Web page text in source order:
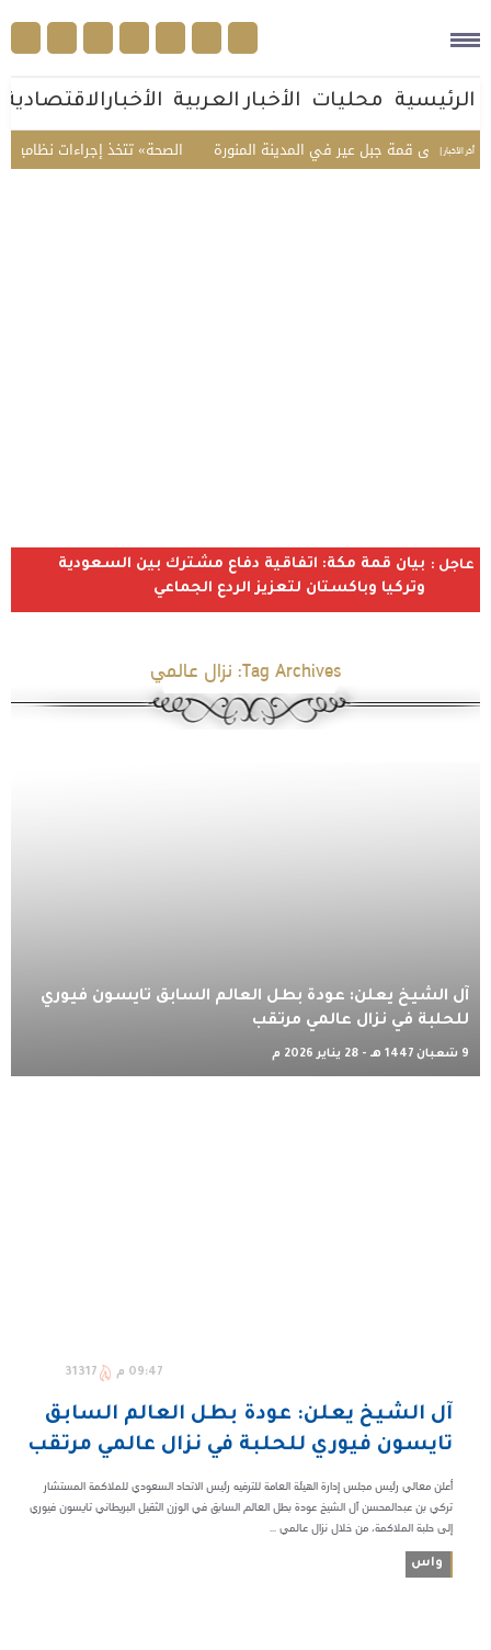
الرئيسية محليات الأخبار العربية الأخبارالاقتصادية
أخر الأخبار | «الصحة» تتخذ إجراءات نظامية على قمة جبل عير في المدينة المنورة
عاجل : بيان قمة مكة: اتفاقية دفاع مشترك بين السعودية
وتركيا وباكستان لتعزيز الردع الجماعي
Tag Archives: نزال عالمي
آل الشيخ يعلن: عودة بطل العالم السابق تايسون فيوري
للحلبة في نزال عالمي مرتقب
9 شعبان 1447 هـ - 28 يناير 2026 م
09:47 م 31317
آل الشيخ يعلن: عودة بطل العالم السابق
تايسون فيوري للحلبة في نزال عالمي مرتقب
أعلن معالي رئيس مجلس إدارة الهيئة العامة للترفيه رئيس الاتحاد السعودي للملاكمة المستشار
تركي بن عبدالمحسن آل الشيخ عودة بطل العالم السابق في الوزن الثقيل البريطاني تايسون فيوري
إلى حلبة الملاكمة، من خلال نزال عالمي ...
واس